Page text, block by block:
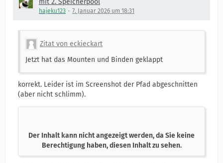
mit 2. Speicherpool
hajeku123 7. Januar 2026 um 18:31
Zitat von eckieckart
Jetzt hat das Mounten und Binden geklappt
korrekt. Leider ist im Screenshot der Pfad abgeschnitten
(aber nicht schlimm).
Der Inhalt kann nicht angezeigt werden, da Sie keine
Berechtigung haben, diesen Inhalt zu sehen.